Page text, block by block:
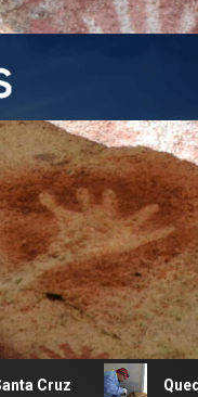
Quedan últimos